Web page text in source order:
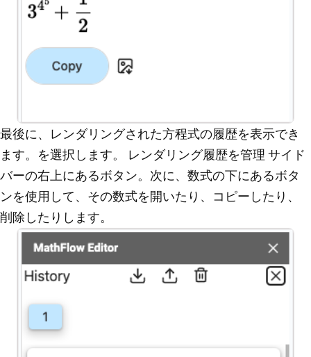
最後に、レンダリングされた方程式の履歴を表示でき
ます。を選択します。 レンダリング履歴を管理サイド
バーの右上にあるボタン。次に、数式の下にあるボタ
ンを使用して、その数式を開いたり、コピーしたり、
削除したりします。